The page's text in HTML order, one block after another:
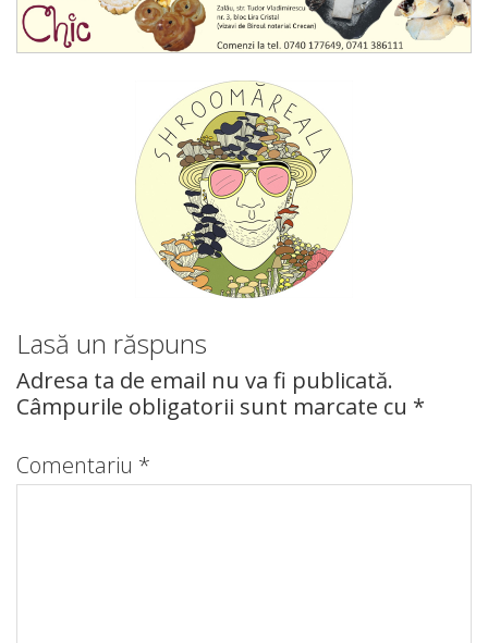
Lasă un răspuns
Adresa ta de email nu va fi publicată.
Câmpurile obligatorii sunt marcate cu *
Comentariu *